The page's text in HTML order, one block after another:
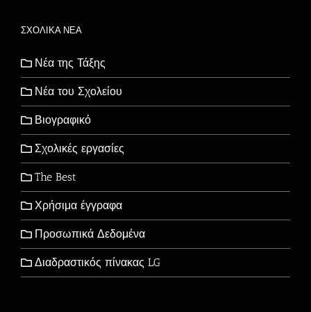
ΣΧΟΛΙΚΑ ΝΕΑ
Νέα της Τάξης
Νέα του Σχολείου
Βιογραφικό
Σχολικές εργασίες
The Best
Χρήσιμα έγγραφα
Προσωπικά Δεδομένα
Διαδραστικός πίνακας LG